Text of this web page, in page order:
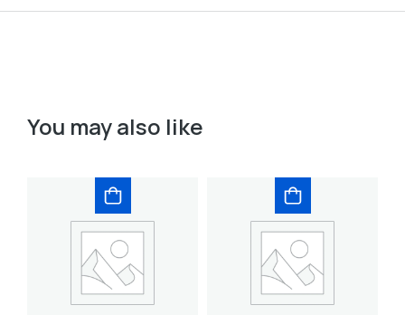
You may also like